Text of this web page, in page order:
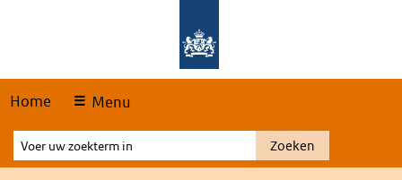
Home Menu
Voer
uw
Zoeken